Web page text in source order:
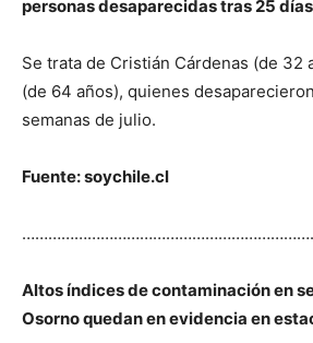
personas desaparecidas tras 25 días
Se trata de Cristián Cárdenas (de 32
(de 64 años), quienes
semanas de julio.
Fuente: soychile.cl
Altos índices de contaminación en
Osorno quedan en evidencia en